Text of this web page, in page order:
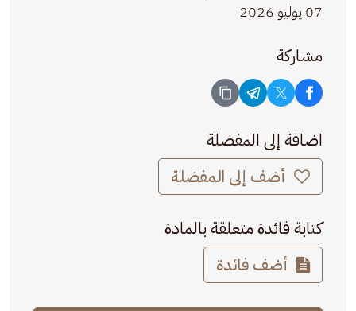
07 يوليو 2026
مشاركة
اضافة إلى المفضلة
أضف إلى المفضلة
كتابة فائدة متعلقة بالمادة
أضف فائدة